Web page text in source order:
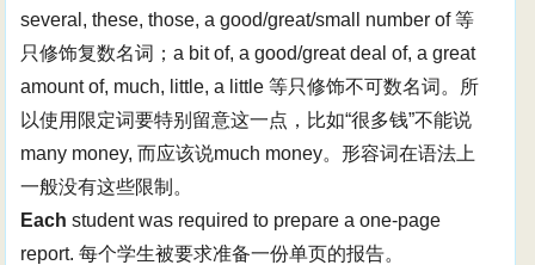
several, these, those, a good/great/small number of 等
只修饰复数名词；a bit of, a good/great deal of, a great
amount of, much, little, a little 等只修饰不可数名词。所
以使用限定词要特别留意这一点，比如“很多钱”不能说
many money, 而应该说much money。形容词在语法上
一般没有这些限制。
Each student was required to prepare a one-page
report. 每个学生被要求准备一份单页的报告。